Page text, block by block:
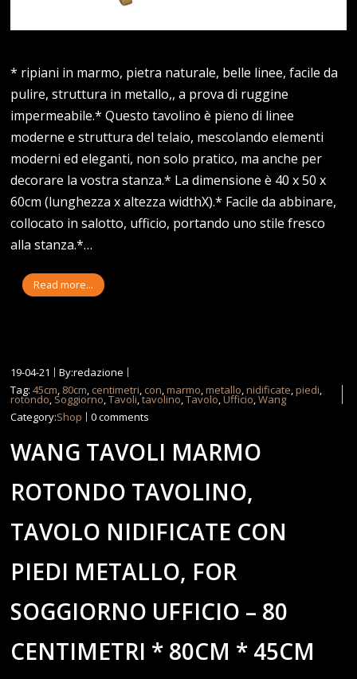
* ripiani in marmo, pietra naturale, belle linee, facile da
pulire, struttura in metallo,, a prova di ruggine
impermeabile.* Questo tavolino è pieno di linee
moderne e struttura del telaio, mescolando elementi
moderni ed eleganti, non solo pratico, ma anche per
decorare la vostra stanza.* La dimensione è 40 x 50 x
60cm (lunghezza x altezza widthX).* Facile da abbinare,
collocato in salotto, ufficio, portando uno stile fresco
alla stanza.*…
Read more...
19-04-21
By:redazione
Tag:45cm, 80cm, centimetri, con,marmo,metallo,nidificate,piedi,
rotondo, Soggiorno,Tavoli,tavolino,Tavolo,Ufficio,Wang
Category:Shop 0 comments
WANG TAVOLI MARMO
ROTONDO TAVOLINO,
TAVOLO NIDIFICATE CON
PIEDI METALLO, FOR
SOGGIORNO UFFICIO – 80
CENTIMETRI * 80CM * 45CM